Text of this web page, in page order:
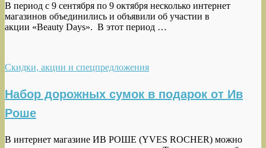
В период с 9 сентября по 9 октября несколько интернет
магазинов объединились и объявили об участии в
акции «Beauty Days». В этот период …
Скидки, акции и спецпредложения
Набор дорожных сумок в подарок от Ив
Роше
В интернет магазине ИВ РОШЕ (YVES ROCHER) можно